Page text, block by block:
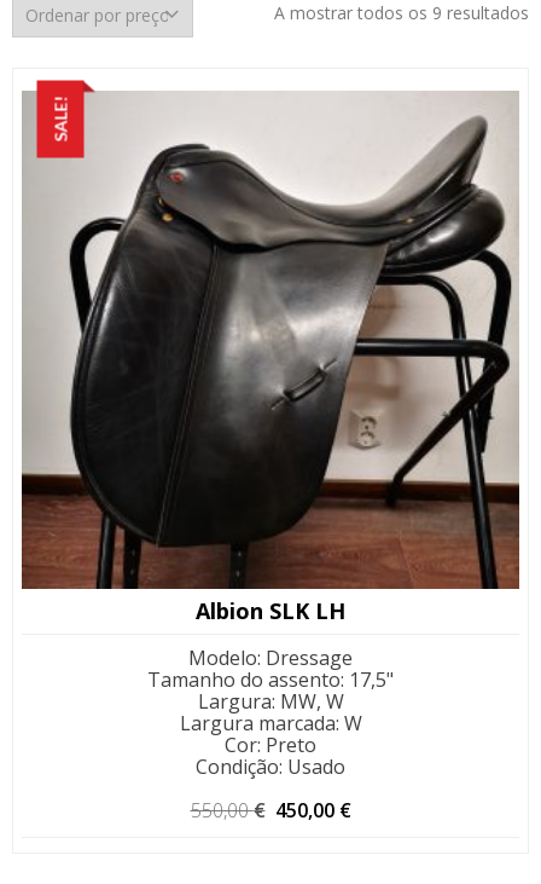
A mostrar todos os 9 resultados
SALE!
Albion SLK LH
Modelo: Dressage
Tamanho do assento: 17,5"
Largura: MW, W
Largura marcada: W
Cor: Preto
Condição: Usado
550,00€ O
450,00 €